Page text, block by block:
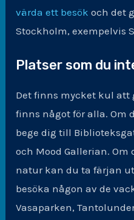
värda ett besök och det
Stockholm, exempelvis
Platser som du
Det finns mycket kul att
finns något för alla. Om
bege dig till
och Mood Gallerian.
natur kan du ta färjan
besöka någon av de
Vasaparken,